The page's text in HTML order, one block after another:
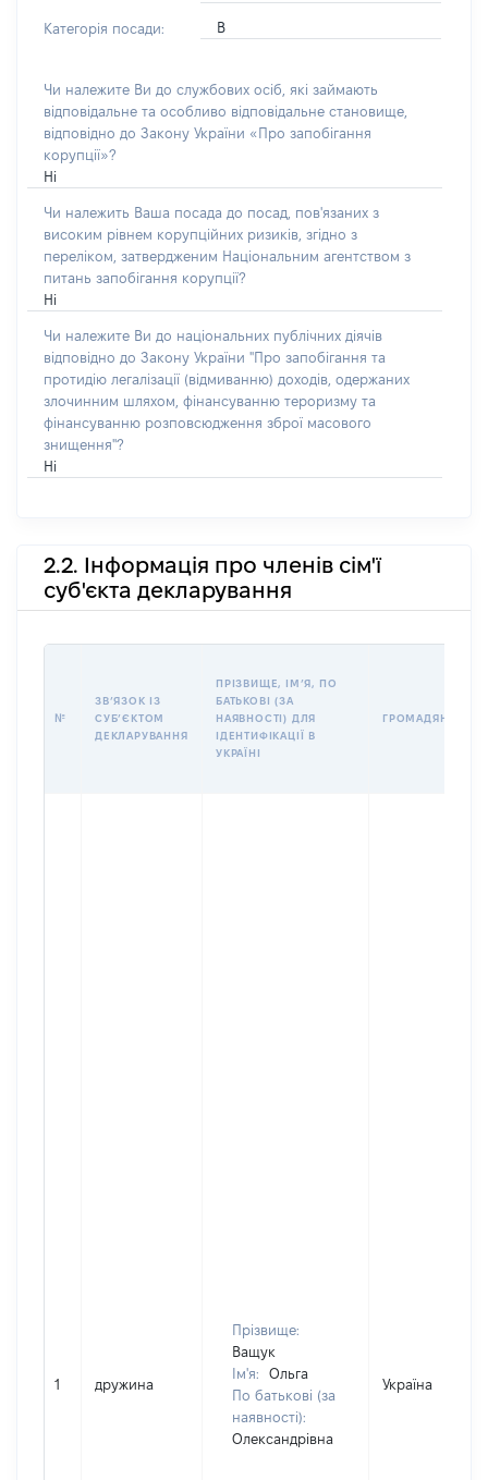
Категорія посади: В
Чи належите Ви до службових осіб, які займають
відповідальне та особливо відповідальне становище,
відповідно до Закону України «Про запобігання
корупції»?
Ні
Чи належить Ваша посада до посад, пов'язаних з
високим рівнем корупційних ризиків, згідно з
переліком, затвердженим Національним агентством з
питань запобігання корупції?
Ні
Чи належите Ви до національних публічних діячів
відповідно до Закону України "Про запобігання та
протидію легалізації (відмиванню) доходів, одержаних
злочинним шляхом, фінансуванню тероризму та
фінансуванню розповсюдження зброї масового
знищення"?
Ні
2.2. Інформація про членів сім'ї
суб'єкта декларування
№
ЗВʼЯЗОК ІЗ
СУБʼЄКТОМ
ДЕКЛАРУВАННЯ
ПРІЗВИЩЕ, ІМʼЯ, ПО
БАТЬКОВІ (ЗА
НАЯВНОСТІ) ДЛЯ
ІДЕНТИФІКАЦІЇ В
УКРАЇНІ
ГРОМАДЯНСТВО
1 дружина
Прізвище:
Ващук
Ім'я:
Ольга
По батькові (за
наявності):
Олександрівна
Україна